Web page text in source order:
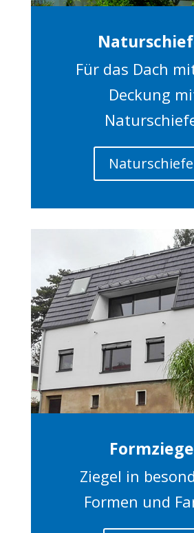
Für das Dach
Deckung
Ziegel in
Formen und